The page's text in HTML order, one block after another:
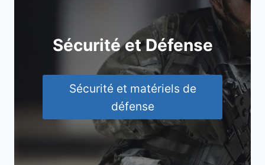
Sécurité et Défense
Sécurité et matériels de
défense